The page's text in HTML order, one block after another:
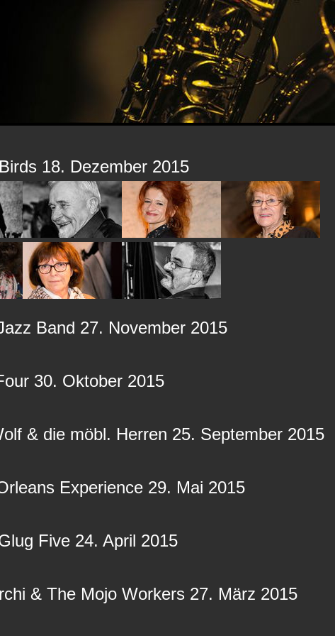
18. Dezember 2015
Band 27. November 2015
30. Oktober 2015
& die möbl. Herren 25. September 2015
Experience 29. Mai 2015
Five 24. April 2015
& The Mojo Workers 27. März 2015